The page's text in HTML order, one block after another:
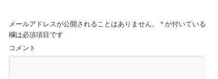
メールアドレスが公開されることはありません。 * が付いている
欄は必須項目です
コメント